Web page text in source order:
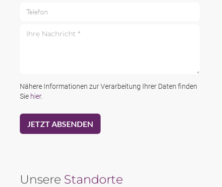
Nähere Informationen zur Verarbeitung Ihrer Daten finden
Sie hier.
Unsere Standorte